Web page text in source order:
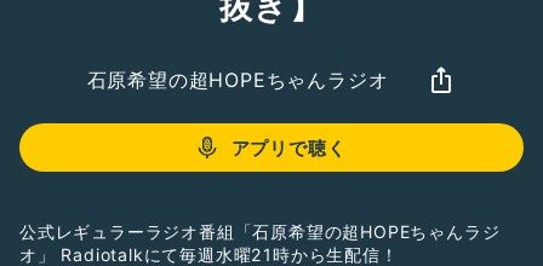
石原希望の超HOPEちゃんラジオ
アプリで聴く
公式レギュラーラジオ番組「石原希望の超HOPEちゃんラジ
オ」 Radiotalkにて毎週水曜21時から生配信！